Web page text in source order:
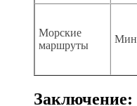
Морские
маршруты
Заключение: